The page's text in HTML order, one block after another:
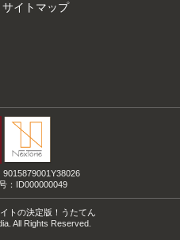
サイトマップ
：ID000000049
トの決定版！うたてん
All Rights Reserved.